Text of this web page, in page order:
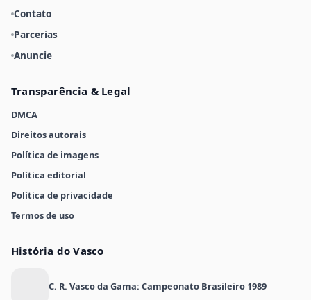
Contato
Parcerias
Anuncie
Transparência & Legal
DMCA
Direitos autorais
Política de imagens
Política editorial
Política de privacidade
Termos de uso
História do Vasco
C. R. Vasco da Gama: Campeonato Brasileiro 1989